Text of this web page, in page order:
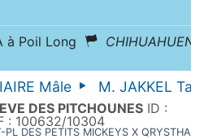
à Poil Long CHIHUAHUENO
Mâle M. JAKKEL
DES PITCHOUNES ID :
: 100632/10304
DES PETITS MICKEYS X QRYSTHAL